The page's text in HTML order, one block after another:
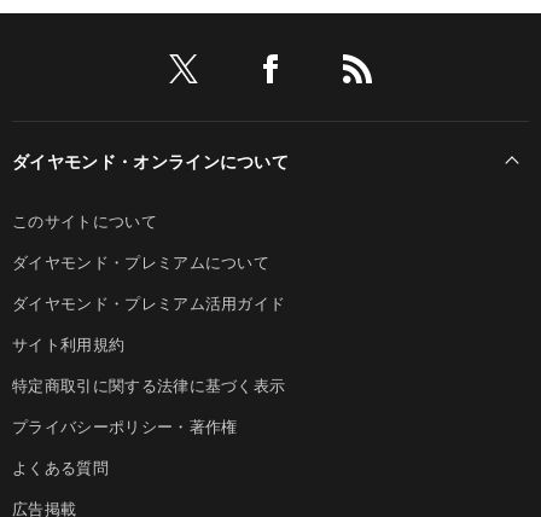
ダイヤモンド・オンラインについて
このサイトについて
ダイヤモンド・プレミアムについて
ダイヤモンド・プレミアム活用ガイド
サイト利用規約
特定商取引に関する法律に基づく表示
プライバシーポリシー・著作権
よくある質問
広告掲載